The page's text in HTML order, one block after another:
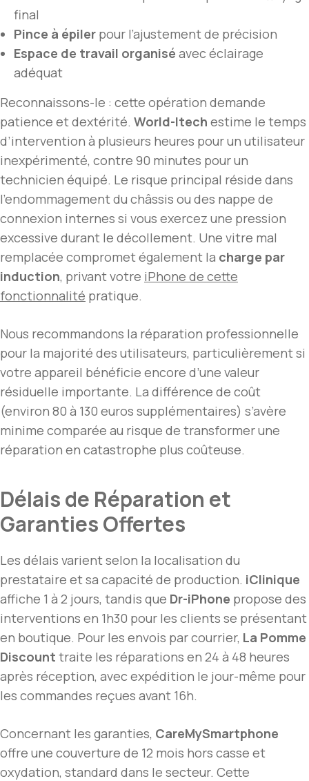
final
Pince à épiler pour l’ajustement de précision
Espace de travail organisé avec éclairage
adéquat
Reconnaissons-le : cette opération demande
patience et dextérité. World-Itech estime le temps
d’intervention à plusieurs heures pour un utilisateur
inexpérimenté, contre 90 minutes pour un
technicien équipé. Le risque principal réside dans
l’endommagement du châssis ou des nappe de
connexion internes si vous exercez une pression
excessive durant le décollement. Une vitre mal
remplacée compromet également la charge par
induction, privant votre iPhone de cette
fonctionnalité pratique.
Nous recommandons la réparation professionnelle
pour la majorité des utilisateurs, particulièrement si
votre appareil bénéficie encore d’une valeur
résiduelle importante. La différence de coût
(environ 80 à 130 euros supplémentaires) s’avère
minime comparée au risque de transformer une
réparation en catastrophe plus coûteuse.
Délais de Réparation et
Garanties Offertes
Les délais varient selon la localisation du
prestataire et sa capacité de production. iClinique
affiche 1 à 2 jours, tandis que Dr-iPhone propose des
interventions en 1h30 pour les clients se présentant
en boutique. Pour les envois par courrier, La Pomme
Discount traite les réparations en 24 à 48 heures
après réception, avec expédition le jour-même pour
les commandes reçues avant 16h.
Concernant les garanties, CareMySmartphone
offre une couverture de 12 mois hors casse et
oxydation, standard dans le secteur. Cette